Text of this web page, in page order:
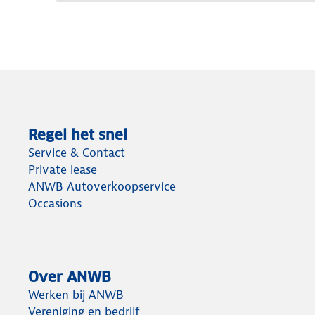
Regel het snel
Service & Contact
Private lease
ANWB Autoverkoopservice
Occasions
Over ANWB
Werken bij ANWB
Vereniging en bedrijf